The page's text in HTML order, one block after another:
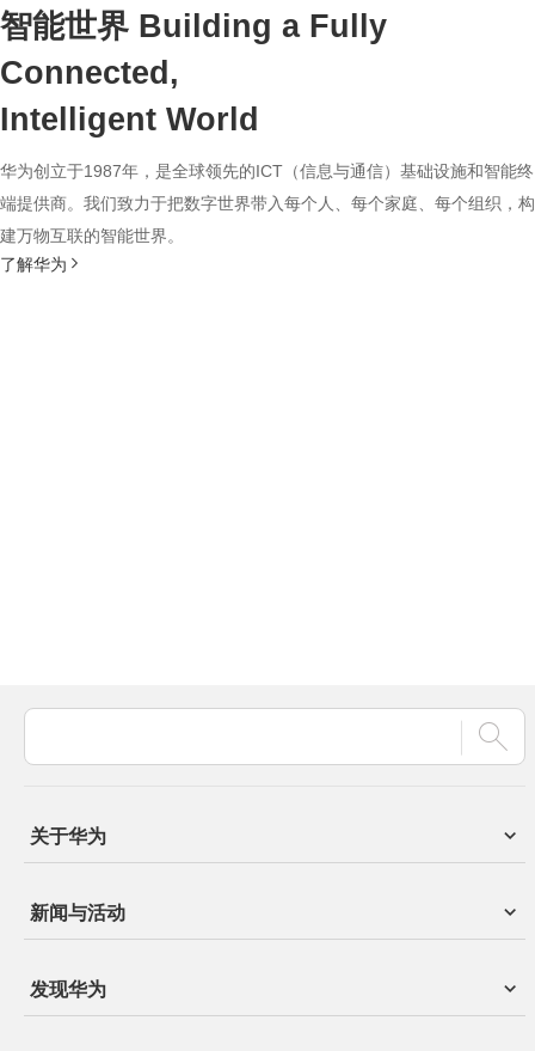
智能世界 Building a Fully
Connected,
Intelligent World
华为创立于1987年，是全球领先的ICT（信息与通信）基础设施和智能终
端提供商。我们致力于把数字世界带入每个人、每个家庭、每个组织，构
建万物互联的智能世界。
了解华为
关于华为
新闻与活动
发现华为